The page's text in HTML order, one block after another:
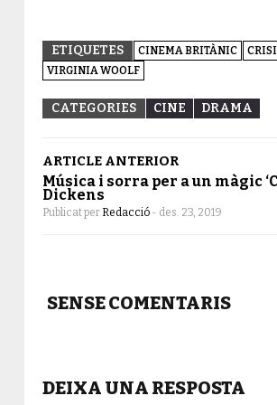
ETIQUETES CINEMA BRITÀNIC
VIRGINIA WOOLF
CATEGORIES CINE DRAMA
ARTICLE ANTERIOR
Música i sorra per a un màgic
Dickens
Publicat per Redacció - des. 23, 2019
SENSE COMENTARIS
DEIXA UNA RESPOSTA